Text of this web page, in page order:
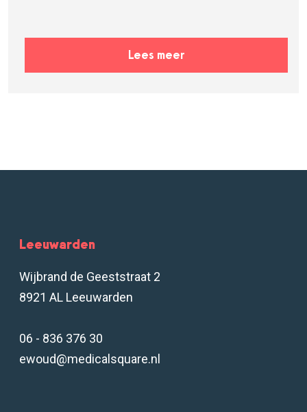
Lees meer
Leeuwarden
Wijbrand de Geeststraat 2
8921 AL Leeuwarden
06 - 836 376 30
ewoud@medicalsquare.nl